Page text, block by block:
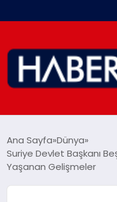
SIYASET
Ana Sayfa Dünya
Suriye Devlet Başkanı
Yaşanan Gelişmeler